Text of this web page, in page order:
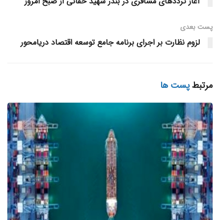
فعالیت بنادر تابعه بازدید کرد.
مدیر بنادر و دریانوردی شهید باهنر و شرق هرمزگان در حاشیه این
بازدید ها عنوان کرد: کلیه بنادر تابعه این مدیریت دارای چشم
محمدحسینی تختی با اشاره به افزایش سرمایه گذاری سازمان
بنادر و دریانوردی در این بنادر طی ماه های اخیر، گفت: توسعه
بنادر شرق هرمزگان زمینه ساز رونق این منطقه است.
وی با بیان اینکه توسعه زیرساخت های بنادر تیاب، سیریک،
بونجی و جاسک جزو اولویت های مهم این مدیریت است، تاکید
کرد: منطقه مکران، از اهمیت قابل توجهی برخوردار است که در
همین راستا، توسعه بنادر این بخش در دستور کار قرار دارد.
این مقام مسئول همچنین عنوان کرد: در تلاش هستیم تا ضمن
ایجاد امکانات و تجهیزات لازم در این بنادر، زمینه ساز رونق
پست‌ بعدی
لزوم نظارت بر اجرای برنامه جامع توسعه اقتصاد دریامحور
مرتبطپست ها